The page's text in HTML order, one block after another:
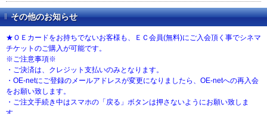
その他のお知らせ
★ＯＥカードをお持ちでないお客様も、ＥＣ会員(無料)にご入会頂く事でシネマ
チケットのご購入が可能です。
※ご注意事項※
・ご決済は、クレジット支払いのみとなります。
・OE-netにご登録のメールアドレスが変更になりましたら、OE-netへの再入会
をお願い致します。
・ご注文手続き中はスマホの「戻る」ボタンは押さないようにお願い致しま